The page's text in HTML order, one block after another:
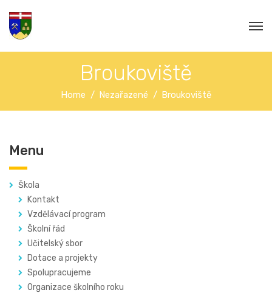
Broukoviště
Home Nezařazené Broukoviště
Menu
Škola
Kontakt
Vzdělávací program
Školní řád
Učitelský sbor
Dotace a projekty
Spolupracujeme
Organizace školního roku